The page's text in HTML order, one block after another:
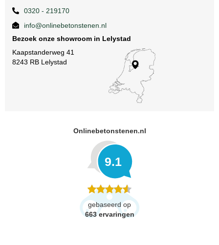
0320 - 219170
info@onlinebetonstenen.nl
Bezoek onze showroom in Lelystad
Kaapstanderweg 41
8243 RB Lelystad
Onlinebetonstenen.nl
9.1
gebaseerd op
663 ervaringen